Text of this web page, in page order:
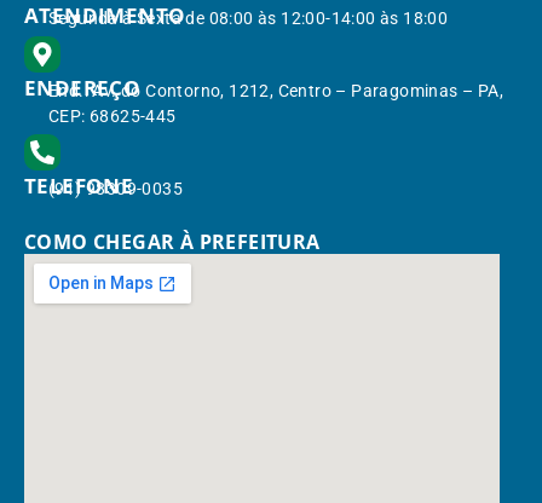
ATENDIMENTO
Segunda à Sexta de 08:00 às 12:00-14:00 às 18:00
ENDEREÇO
End.: Av. do Contorno, 1212, Centro – Paragominas – PA,
CEP: 68625-445
TELEFONE
(91) 98309-0035
COMO CHEGAR À PREFEITURA